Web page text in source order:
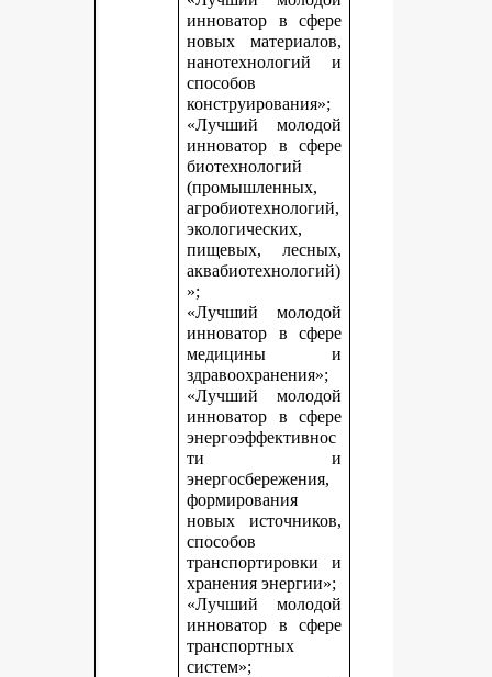
инноватор в сфере
новых материалов,
нанотехнологий и
способов
конструирования»;
«Лучший молодой
инноватор в сфере
биотехнологий
(промышленных,
агробиотехнологий,
экологических,
пищевых, лесных,
аквабиотехнологий)
»;
«Лучший молодой
инноватор в сфере
медицины и
здравоохранения»;
«Лучший молодой
инноватор в сфере
энергоэффективнос
ти и
энергосбережения,
формирования
новых источников,
способов
транспортировки и
хранения энергии»;
«Лучший молодой
инноватор в сфере
транспортных
систем»;